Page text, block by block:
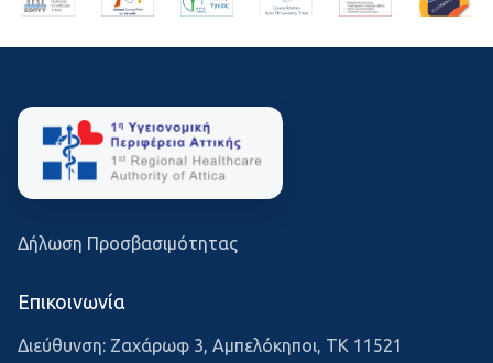
Δήλωση Προσβασιμότητας
Επικοινωνία
Διεύθυνση: Ζαχάρωφ 3, Αμπελόκηποι, ΤΚ 11521